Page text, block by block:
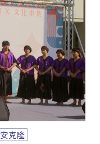
安克隆